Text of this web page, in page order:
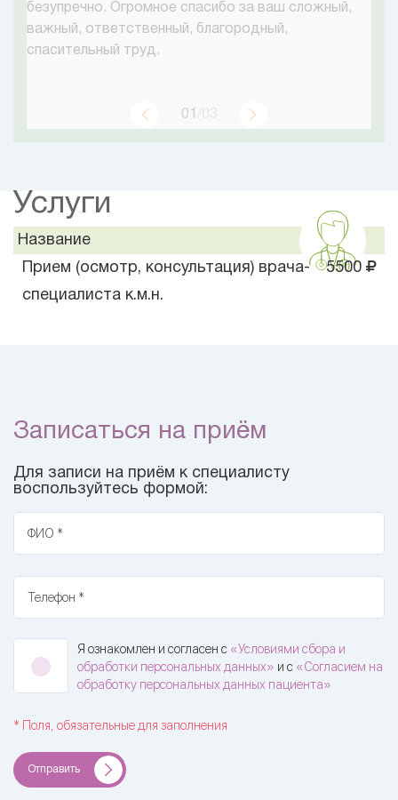
безупречно. Огромное спасибо за ваш сложный,
важный, ответственный, благородный,
спасительный труд.
01
Услуги
Название
Прием (осмотр, консультация) врача-
специалиста к.м.н.
5500
Записаться на приём
Для записи на приём к специалисту
воспользуйтесь формой:
ФИО *
Телефон *
Я ознакомлен и согласен с «Условиями сбора и
обработки персональных данных» и с «Согласием на
обработку персональных данных пациента»
* Поля, обязательные для заполнения
Отправить